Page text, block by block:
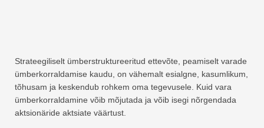
Strateegiliselt ümberstruktureeritud ettevõte, peamiselt varade
ümberkorraldamise kaudu, on vähemalt esialgne, kasumlikum,
tõhusam ja keskendub rohkem oma tegevusele. Kuid vara
ümberkorraldamine võib mõjutada ja võib isegi nõrgendada
aktsionäride aktsiate väärtust.